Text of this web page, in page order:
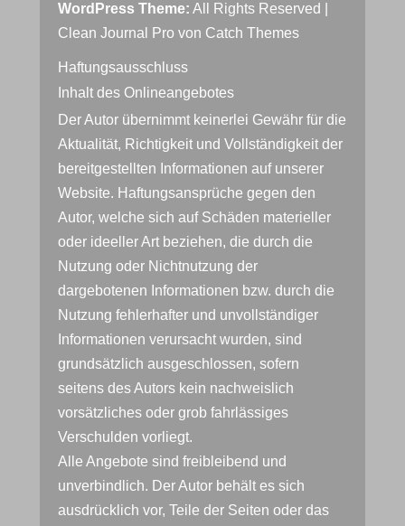
WordPress Theme: All Rights Reserved |
Clean Journal Pro von Catch Themes
Haftungsausschluss
Inhalt des Onlineangebotes
Der Autor übernimmt keinerlei Gewähr für die
Aktualität, Richtigkeit und Vollständigkeit der
bereitgestellten Informationen auf unserer
Website. Haftungsansprüche gegen den
Autor, welche sich auf Schäden materieller
oder ideeller Art beziehen, die durch die
Nutzung oder Nichtnutzung der
dargebotenen Informationen bzw. durch die
Nutzung fehlerhafter und unvollständiger
Informationen verursacht wurden, sind
grundsätzlich ausgeschlossen, sofern
seitens des Autors kein nachweislich
vorsätzliches oder grob fahrlässiges
Verschulden vorliegt.
Alle Angebote sind freibleibend und
unverbindlich. Der Autor behält es sich
ausdrücklich vor, Teile der Seiten oder das